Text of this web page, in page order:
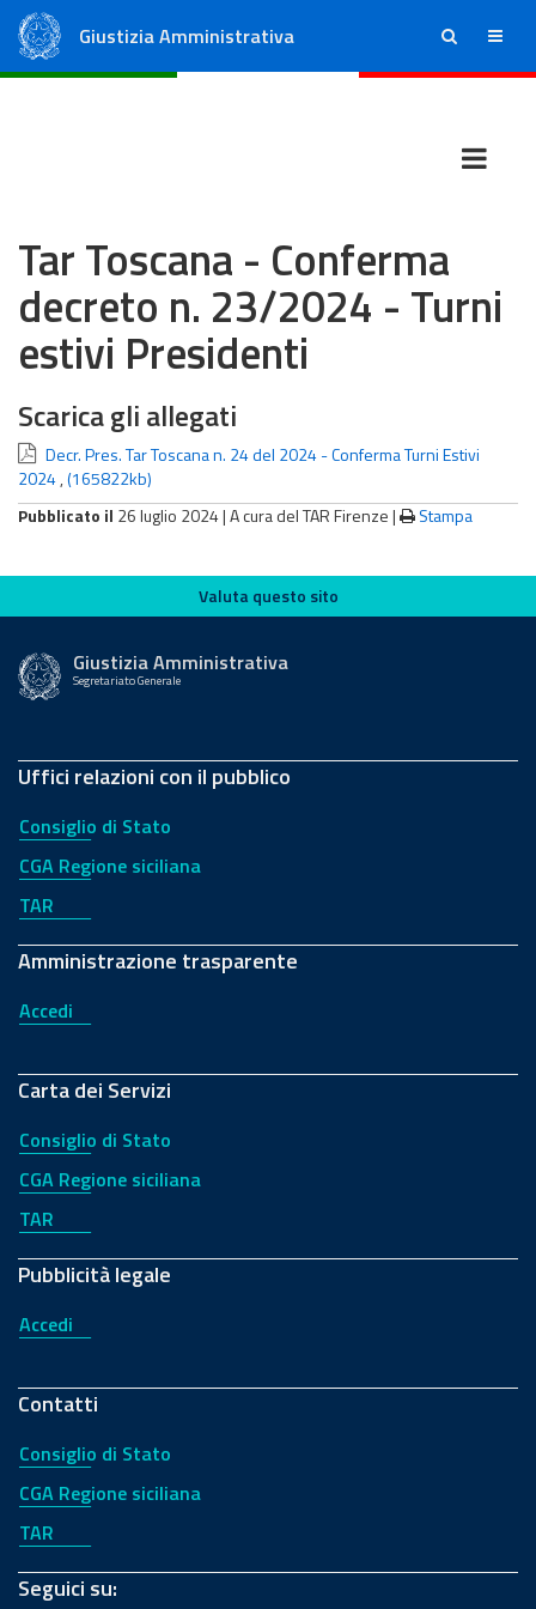
Giustizia Amministrativa ricerca menu
Tar Toscana - Conferma
decreto n. 23/2024 - Turni
estivi Presidenti
Scarica gli allegati
Decr. Pres. Tar Toscana n. 24 del 2024 - Conferma Turni Estivi
2024,(165822kb)
Pubblicato il 26 luglio 2024 |A cura del TAR Firenze| Stampa
Valuta questo sito
Valuta questo sito
Giustizia Amministrativa
Segretariato Generale
Uffici relazioni con il pubblico
Consiglio di Stato
CGA Regione siciliana
TAR
Amministrazione trasparente
Accedi
Carta dei Servizi
Consiglio di Stato
CGA Regione siciliana
TAR
Pubblicità legale
Accedi
Contatti
Consiglio di Stato
CGA Regione siciliana
TAR
Seguici su: